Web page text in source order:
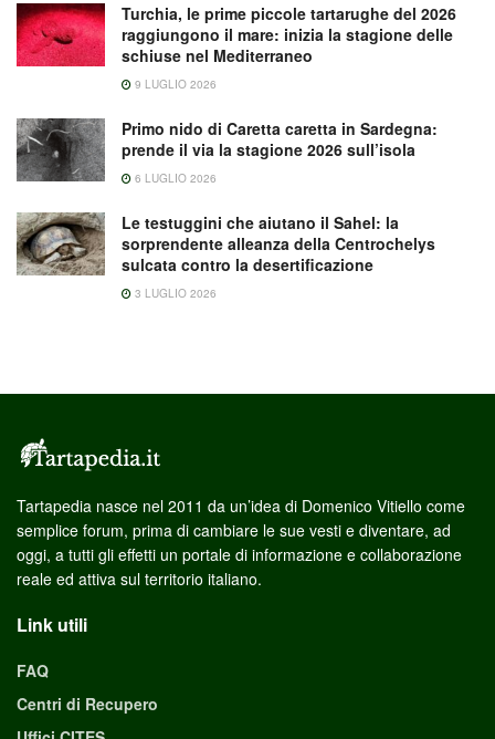
Turchia, le prime piccole tartarughe del 2026
raggiungono il mare: inizia la stagione delle
schiuse nel Mediterraneo
9 LUGLIO 2026
Primo nido di Caretta caretta in Sardegna:
prende il via la stagione 2026 sull’isola
6 LUGLIO 2026
Le testuggini che aiutano il Sahel: la
sorprendente alleanza della Centrochelys
sulcata contro la desertificazione
3 LUGLIO 2026
Tartapedia nasce nel 2011 da un’idea di Domenico Vitiello come
semplice forum, prima di cambiare le sue vesti e diventare, ad
oggi, a tutti gli effetti un portale di informazione e collaborazione
reale ed attiva sul territorio italiano.
Link utili
FAQ
Centri di Recupero